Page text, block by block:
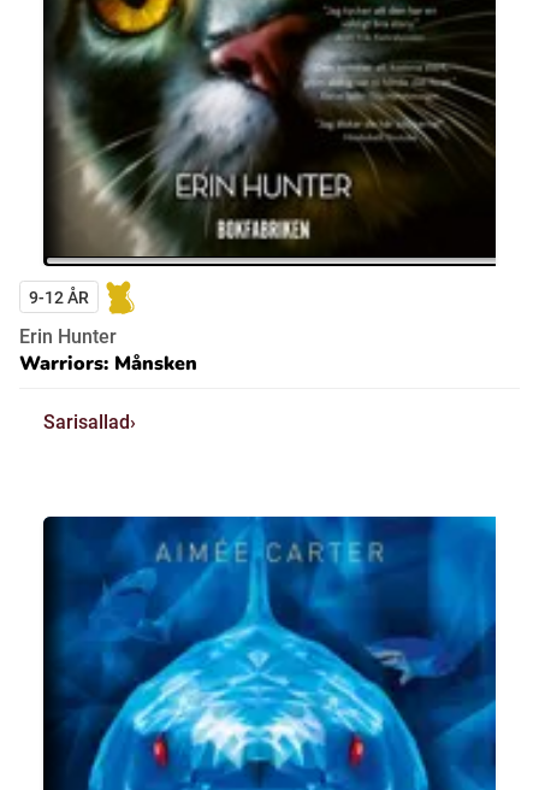
9-12 ÅR
Erin Hunter
Warriors: Månsken
Sarisallad